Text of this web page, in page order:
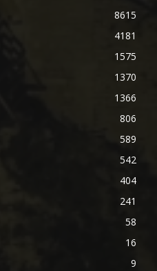
8615
4181
1575
1370
1366
806
589
542
404
241
58
16
9